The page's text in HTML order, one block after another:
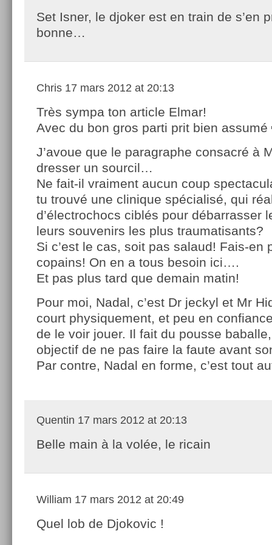
Set Isner, le djoker est en train de s’en
bonne…
Chris 17 mars 2012 at 20:13
Très sympa ton article Elmar!
Avec du bon gros parti prit bien assumé
J’avoue que le paragraphe consacré à
dresser un sourcil…
Ne fait-il vraiment aucun coup
tu trouvé une clinique spécialisé, qui
d’électrochocs ciblés pour débarrasser
leurs souvenirs les plus traumatisants?
Si c’est le cas, soit pas salaud! Fais-en
copains! On en a tous besoin ici….
Et pas plus tard que demain matin!
Pour moi, Nadal, c’est Dr jeckyl et Mr
court physiquement, et peu en
de le voir jouer. Il fait du pousse
objectif de ne pas faire la faute avant
Par contre, Nadal en forme, c’est tout
Quentin 17 mars 2012 at 20:13
Belle main à la volée, le ricain
William 17 mars 2012 at 20:49
Quel lob de Djokovic !